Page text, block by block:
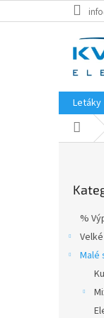
na
Letáky
%
Malé